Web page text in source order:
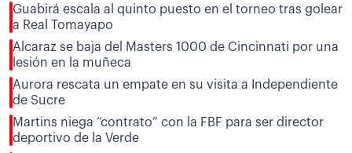
Guabirá escala al quinto puesto en el torneo tras golear
a Real Tomayapo
Alcaraz se baja del Masters 1000 de Cincinnati por una
lesión en la muñeca
Aurora rescata un empate en su visita a Independiente
de Sucre
Martins niega “contrato” con la FBF para ser director
deportivo de la Verde